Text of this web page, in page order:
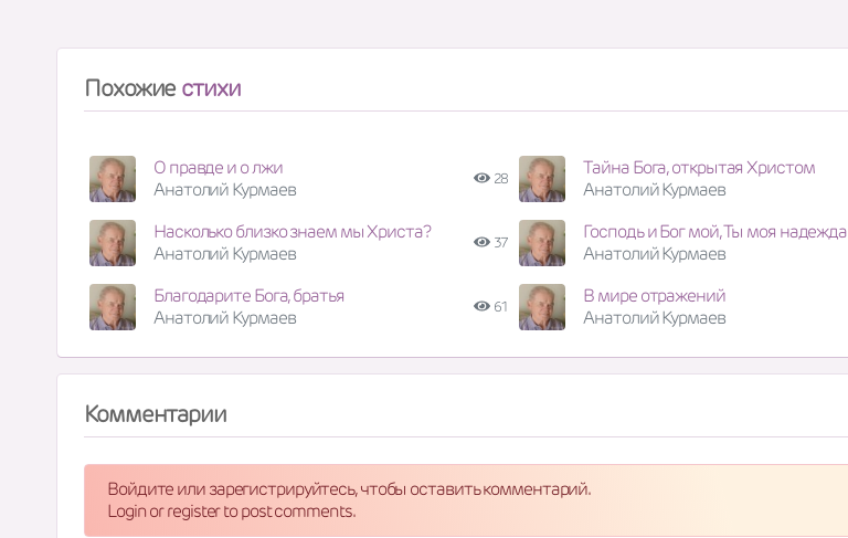
Похожие стихи
О правде и о лжи
Анатолий Курмаев
28
Тайна Бога, открытая Христом
Анатолий Курмаев
Насколько близко знаем мы Христа?
Анатолий Курмаев
37
Господь и Бог мой, Ты моя надежда
Анатолий Курмаев
Благодарите Бога, братья
Анатолий Курмаев
61
В мире отражений
Анатолий Курмаев
Комментарии
Войдите или зарегистрируйтесь, чтобы оставить комментарий.
Login or register to post comments.